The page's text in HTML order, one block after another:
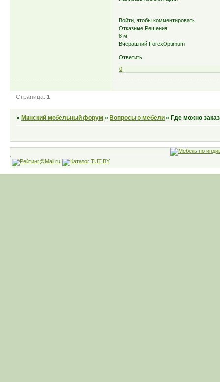
Войти, чтобы комментировать
Отказные Решения
8 м
Вчерашний ForexOptimum
Ответить
0
Страница:1
»Минский мебельный форум »Вопросы о мебели »Где можно